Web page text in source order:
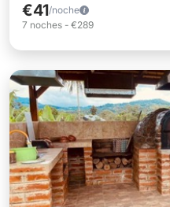
€41/noche
7 noches - €289